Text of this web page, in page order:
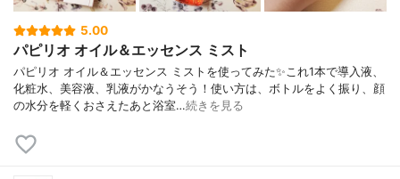
5.00
パピリオ オイル＆エッセンス ミスト
パピリオ オイル＆エッセンス ミストを使ってみた✨これ1本で導入液、
化粧水、美容液、乳液がかなうそう！使い方は、ボトルをよく振り、顔
の水分を軽くおさえたあと浴室…続きを見る